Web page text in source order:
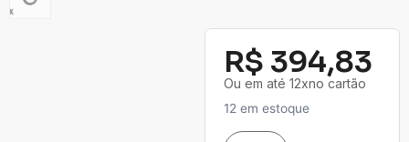
R$ 394,83
Ou em até 12xno cartão
12 em estoque